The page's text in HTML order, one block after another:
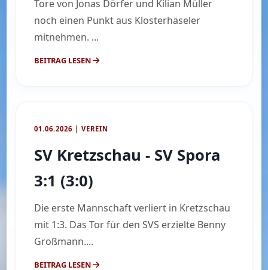
Tore von Jonas Dörfer und Kilian Müller
noch einen Punkt aus Klosterhäseler
mitnehmen. ...
BEITRAG LESEN
01.06.2026 | VEREIN
SV Kretzschau - SV Spora
3:1 (3:0)
Die erste Mannschaft verliert in Kretzschau
mit 1:3. Das Tor für den SVS erzielte Benny
Großmann....
BEITRAG LESEN